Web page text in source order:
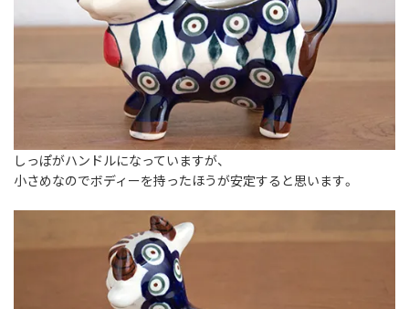
しっぽがハンドルになっていますが、
小さめなのでボディーを持ったほうが安定すると思います。